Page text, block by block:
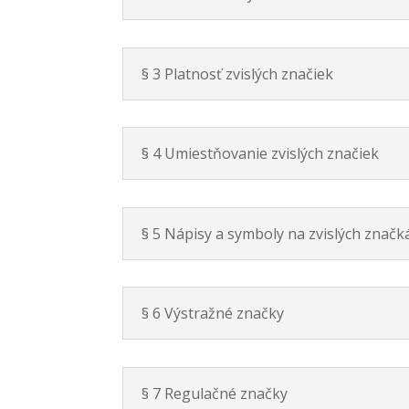
§ 3 Platnosť zvislých značiek
§ 4 Umiestňovanie zvislých značiek
§ 5 Nápisy a symboly na zvislých
§ 6 Výstražné značky
§ 7 Regulačné značky